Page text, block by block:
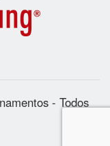
- Todos